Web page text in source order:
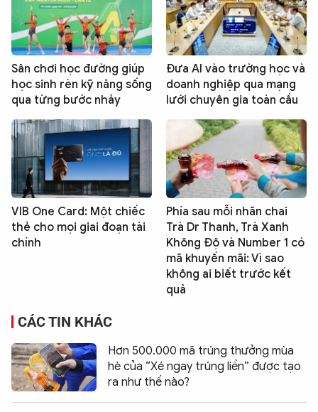
Sân chơi học đường giúp
học sinh rèn kỹ năng sống
qua từng bước nhảy
Đưa AI vào trường học và
doanh nghiệp qua mạng
lưới chuyên gia toàn cầu
VIB One Card: Một chiếc
thẻ cho mọi giai đoạn tài
chính
Phía sau mỗi nhãn chai
Trà Dr Thanh, Trà Xanh
Không Độ và Number 1 có
mã khuyến mãi: Vì sao
không ai biết trước kết
quả
CÁC TIN KHÁC
Hơn 500.000 mã trúng thưởng mùa
hè của “Xé ngay trúng liền” được tạo
ra như thế nào?